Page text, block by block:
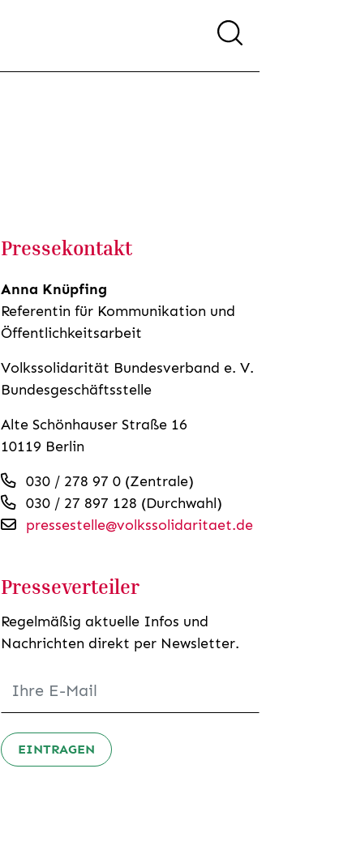
Pressekontakt
Anna Knüpfing
Referentin für Kommunikation und
Öffentlichkeitsarbeit
Volkssolidarität Bundesverband e. V.
Bundesgeschäftsstelle
Alte Schönhauser Straße 16
10119 Berlin
030 / 278 97 0 (Zentrale)
030 / 27 897 128 (Durchwahl)
pressestelle@volkssolidaritaet.de
Presseverteiler
Regelmäßig aktuelle Infos und
Nachrichten direkt per Newsletter.
EINTRAGEN